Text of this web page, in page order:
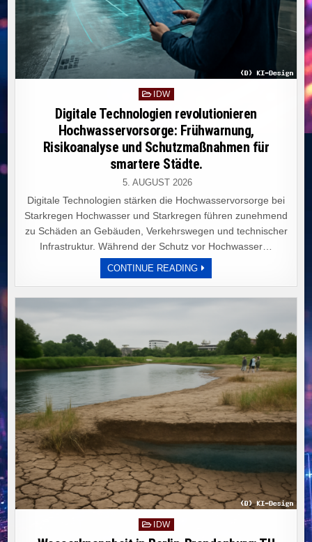
Posted
in
IDW
Digitale Technologien revolutionieren
Hochwasservorsorge: Frühwarnung,
Risikoanalyse und Schutzmaßnahmen für
smartere Städte.
5. AUGUST 2026
Digitale Technologien stärken die Hochwasservorsorge bei
Starkregen Hochwasser und Starkregen führen zunehmend
zu Schäden an Gebäuden, Verkehrswegen und technischer
Infrastruktur. Während der Schutz vor Hochwasser…
CONTINUE READINGDIGITALE
TECHNOLOGIEN
REVOLUTIONIEREN
FRÜHWARNUNG,
SCHUTZMASSNAHMEN F
ÜR S
MARTERE S
TÄDTE.
Posted
in
IDW